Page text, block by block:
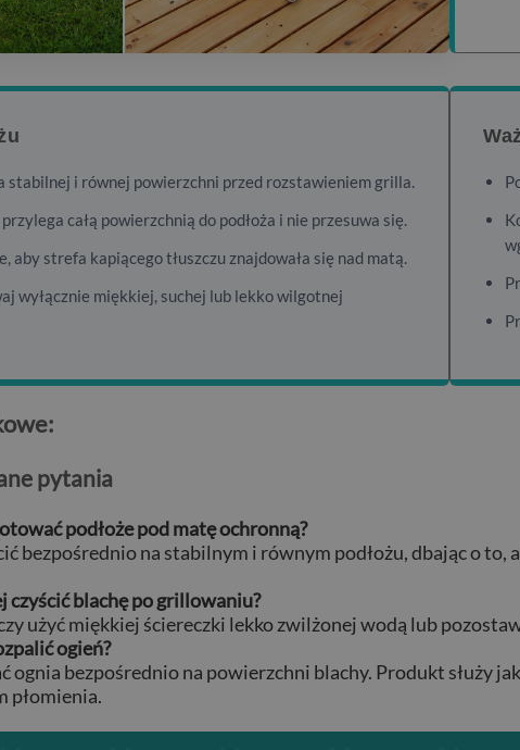
stabilnej i równej powierzchni przed rozstawieniem grilla.
całą powierzchnią do podłoża i nie przesuwa się.
aby strefa kapiącego tłuszczu znajdowała się nad matą.
wyłącznie miękkiej, suchej lub lekko wilgotnej
pytania
podłoże pod matę ochronną?
bezpośrednio na stabilnym i równym podłożu, dbając o to,
czyścić blachę po grillowaniu?
użyć miękkiej ściereczki lekko zwilżonej wodą lub
ogień?
ognia bezpośrednio na powierzchni blachy. Produkt służy
płomienia.